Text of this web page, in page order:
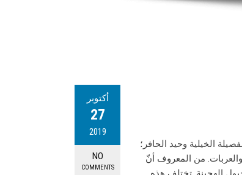
أكتوبر
27
2019
NO
COMMENTS
الخيلية وحيد الحافر؛
من المعروف أنّ